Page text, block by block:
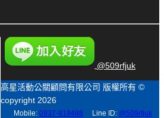
@509rfjuk
高星活動公關顧問有限公司 版權所有 ©
copyright 2026
Mobile: 0937-918488 Line ID: @509rfjuk